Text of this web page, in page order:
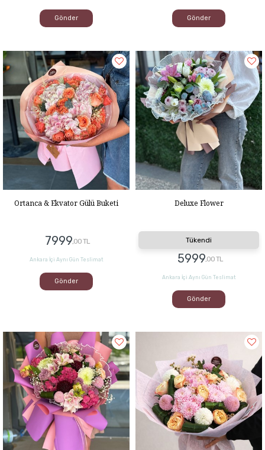
Gönder Gönder
Ortanca & Ekvator Gülü Buketi
7999,00 TL
Ankara İçi Aynı Gün Teslimat
Gönder
Deluxe Flower
Tükendi
5999,00 TL
Ankara İçi Aynı Gün Teslimat
Gönder